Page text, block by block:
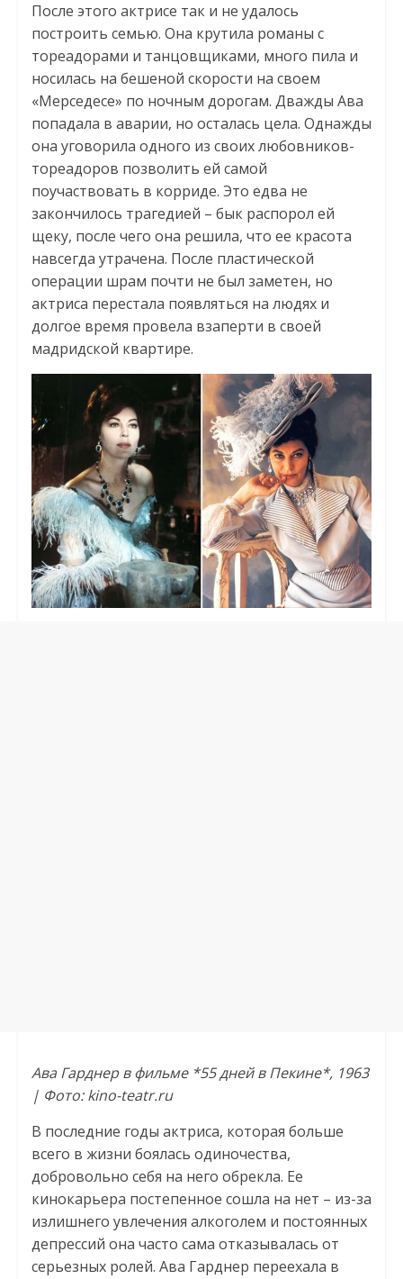
После этого актрисе так и не удалось
построить семью. Она крутила романы с
тореадорами и танцовщиками, много пила и
носилась на бешеной скорости на своем
«Мерседесе» по ночным дорогам. Дважды Ава
попадала в аварии, но осталась цела. Однажды
она уговорила одного из своих любовников-
тореадоров позволить ей самой
поучаствовать в корриде. Это едва не
закончилось трагедией – бык распорол ей
щеку, после чего она решила, что ее красота
навсегда утрачена. После пластической
операции шрам почти не был заметен, но
актриса перестала появляться на людях и
долгое время провела взаперти в своей
мадридской квартире.
Ава Гарднер в фильме *55 дней в Пекине*, 1963
| Фото: kino-teatr.ru
В последние годы актриса, которая больше
всего в жизни боялась одиночества,
добровольно себя на него обрекла. Ее
кинокарьера постепенное сошла на нет – из-за
излишнего увлечения алкоголем и постоянных
депрессий она часто сама отказывалась от
серьезных ролей. Ава Гарднер переехала в